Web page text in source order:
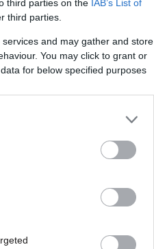
third parties on the IAB’s List of
third parties.
and may gather and store
You may click to grant or
for below specified purposes
Αγγλίας,
Ελλάδας,
της